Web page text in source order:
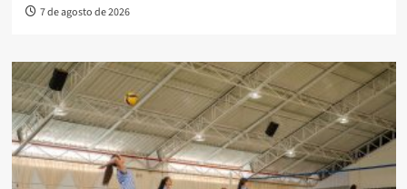
7 de agosto de 2026